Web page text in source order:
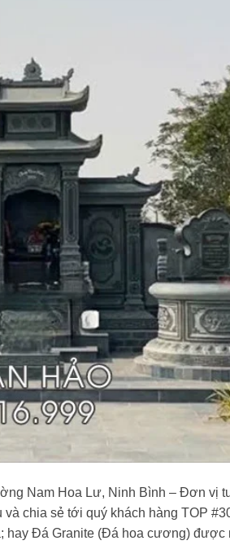
Nam Hoa Lư, Ninh Bình – Đơn vị
chia sẻ tới quý khách hàng TOP
hay Đá Granite (Đá hoa cương) được